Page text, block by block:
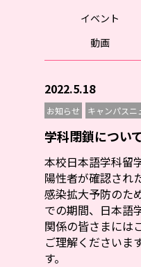
イベント
動画
2022.5.18
お知らせ キャンパスニ
学科閉鎖につい
本校日本語学科留
陽性者が確認され
感染拡大予防のた
での期間、日本語
関係の皆さまには
ご理解くださいま
す。